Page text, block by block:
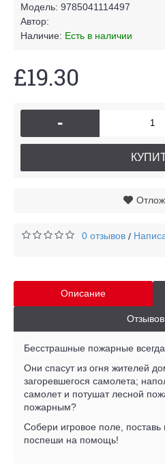
Модель: 9785041114497
Автор:
Наличие: Есть в наличии
£19.30
-
0 отзывов /
Описание
Бесстрашные пожарные
Они спасут из огня жителей
загоревшегося самолета;
самолет и потушат лесной
пожарным?
Собери игровое поле,
поспеши на помощь!